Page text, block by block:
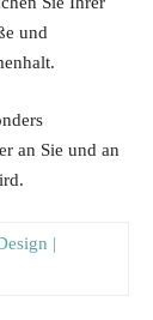
und
an Sie und an